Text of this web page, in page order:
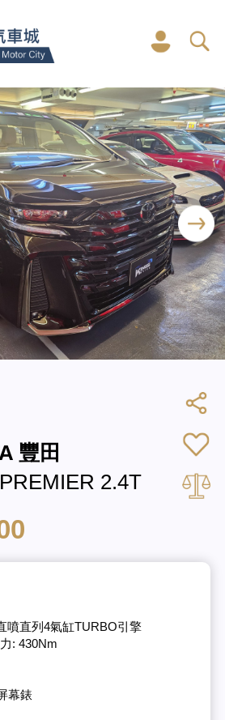
豐田
2.4T
噴直列4氣缸TURBO引擎
: 430Nm
幕錶